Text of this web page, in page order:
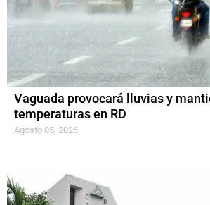
Vaguada provocará lluvias y
temperaturas en RD
Agosto 05, 2026